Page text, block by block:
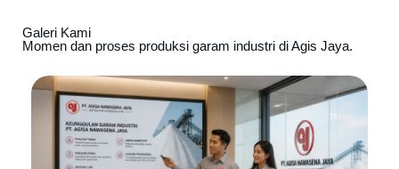
Galeri Kami
Momen dan proses produksi garam industri di Agis Jaya.